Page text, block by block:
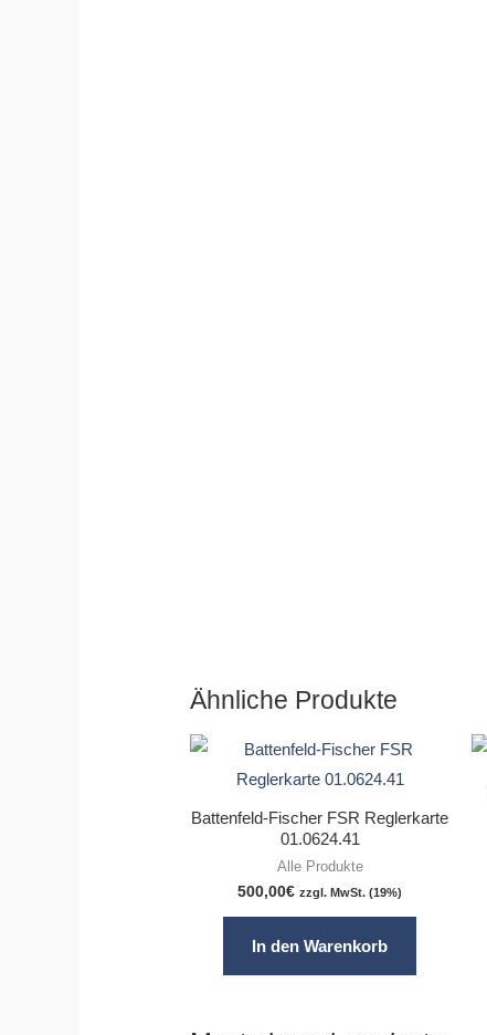
Ähnliche Produkte
Battenfeld-Fischer FSR Reglerkarte
01.0624.41
Alle Produkte
500,00€ zzgl. MwSt. (19%)
In den Warenkorb